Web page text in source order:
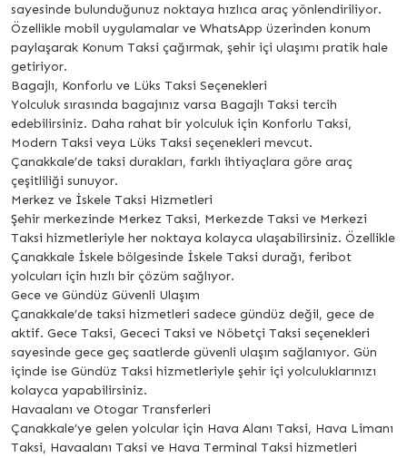
sayesinde bulunduğunuz noktaya hızlıca araç yönlendiriliyor.
Özellikle mobil uygulamalar ve WhatsApp üzerinden konum
paylaşarak Konum Taksi çağırmak, şehir içi ulaşımı pratik hale
getiriyor.
Bagajlı, Konforlu ve Lüks Taksi Seçenekleri
Yolculuk sırasında bagajınız varsa Bagajlı Taksi tercih
edebilirsiniz. Daha rahat bir yolculuk için Konforlu Taksi,
Modern Taksi veya Lüks Taksi seçenekleri mevcut.
Çanakkale’de taksi durakları, farklı ihtiyaçlara göre araç
çeşitliliği sunuyor.
Merkez ve İskele Taksi Hizmetleri
Şehir merkezinde Merkez Taksi, Merkezde Taksi ve Merkezi
Taksi hizmetleriyle her noktaya kolayca ulaşabilirsiniz. Özellikle
Çanakkale İskele bölgesinde İskele Taksi durağı, feribot
yolcuları için hızlı bir çözüm sağlıyor.
Gece ve Gündüz Güvenli Ulaşım
Çanakkale’de taksi hizmetleri sadece gündüz değil, gece de
aktif. Gece Taksi, Gececi Taksi ve Nöbetçi Taksi seçenekleri
sayesinde gece geç saatlerde güvenli ulaşım sağlanıyor. Gün
içinde ise Gündüz Taksi hizmetleriyle şehir içi yolculuklarınızı
kolayca yapabilirsiniz.
Havaalanı ve Otogar Transferleri
Çanakkale’ye gelen yolcular için Hava Alanı Taksi, Hava Limanı
Taksi, Havaalanı Taksi ve Hava Terminal Taksi hizmetleri